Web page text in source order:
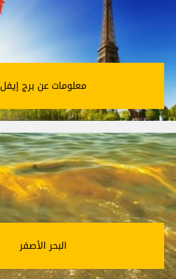
معلومات عن برج إيفل‎
البحر الأصفر‎